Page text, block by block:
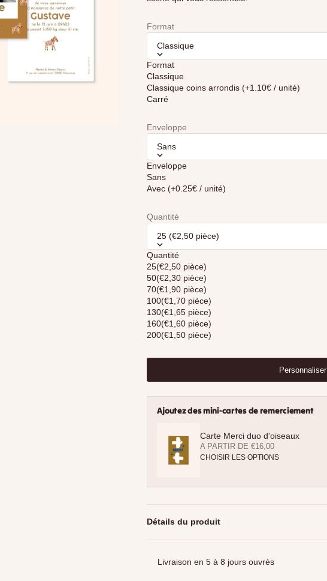
Format
Classique
Format
Classique
Classique coins arrondis (+1.10€ / unité)
Carré
Enveloppe
Sans
Enveloppe
Sans
Avec (+0.25€ / unité)
Quantité
25 (€2,50 pièce)
Quantité
25(€2,50 pièce)
50(€2,30 pièce)
70(€1,90 pièce)
100(€1,70 pièce)
130(€1,65 pièce)
160(€1,60 pièce)
200(€1,50 pièce)
Personnaliser
Ajoutez des mini-cartes de remerciement
Carte Merci duo d'oiseaux
PRIX DE VENTE
A PARTIR DE €16,00
CHOISIR LES OPTIONS
Détails du produit
Livraison en 5 à 8 jours ouvrés